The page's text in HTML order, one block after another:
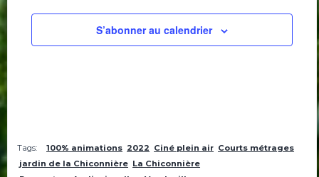
S’abonner au calendrier
Tags: 100% animations 2022 Ciné plein air Courts métrages
jardin de la Chiconnière La Chiconnière